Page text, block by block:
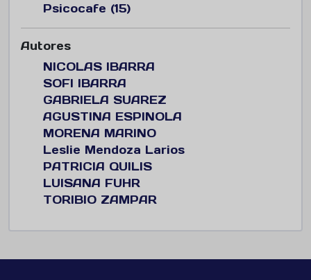
Psicocafe (15)
Autores
NICOLAS IBARRA
SOFI IBARRA
GABRIELA SUAREZ
AGUSTINA ESPINOLA
MORENA MARINO
Leslie Mendoza Larios
PATRICIA QUILIS
LUISANA FUHR
TORIBIO ZAMPAR